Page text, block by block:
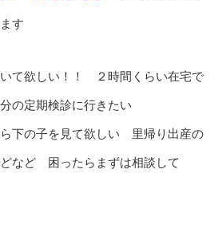
す
て欲しい！！ ２時間くらい在宅で
の定期検診に行きたい
ら下の子を見て欲しい 里帰り出産の
など 困ったらまずは相談して